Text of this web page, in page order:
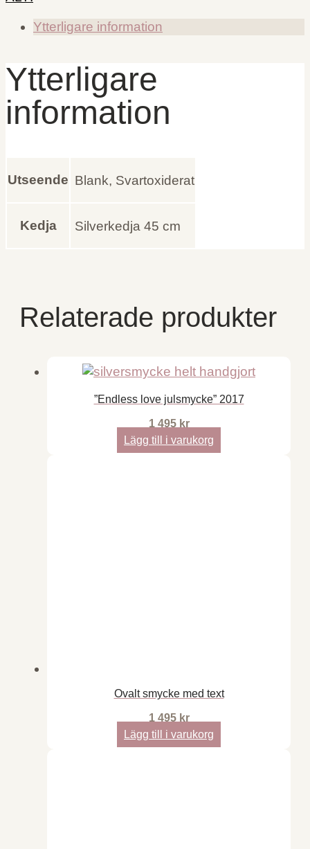
Ytterligare information
Ytterligare
information
Utseende Blank, Svartoxiderat
Kedja Silverkedja 45 cm
Relaterade produkter
”Endless love julsmycke” 2017
1 495 kr
Lägg till i varukorg
Ovalt smycke med text
1 495 kr
Lägg till i varukorg